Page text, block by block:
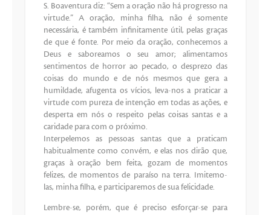
S. Boaventura diz: “Sem a oração não há progresso na
virtude.” A oração, minha filha, não é somente
necessária, é também infinitamente útil, pelas graças
de que é fonte. Por meio da oração, conhecemos a
Deus e saboreamos o seu amor; alimentamos
sentimentos de horror ao pecado, o desprezo das
coisas do mundo e de nós mesmos que gera a
humildade, afugenta os vícios, leva-nos a praticar a
virtude com pureza de intenção em todas as ações, e
desperta em nós o respeito pelas coisas santas e a
caridade para com o próximo.
Interpelemos as pessoas santas que a praticam
habitualmente como convém, e elas nos dirão que,
graças à oração bem feita, gozam de momentos
felizes, de momentos de paraíso na terra. Imitemo-
las, minha filha, e participaremos de sua felicidade.
Lembre-se, porém, que é preciso esforçar-se para